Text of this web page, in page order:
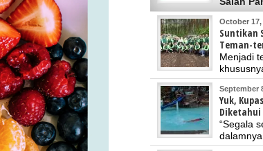
October 17,
Suntikan
Teman-
Menjadi
September
Yuk,
“Segala